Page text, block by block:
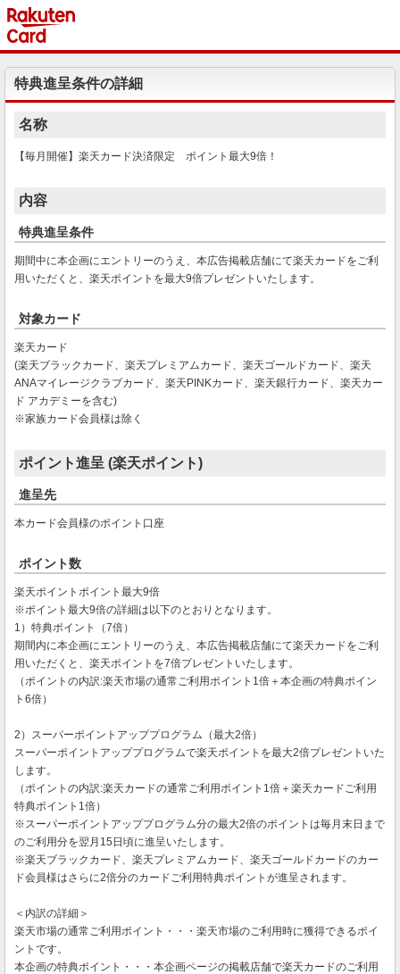
特典進呈条件の詳細
名称
【毎月開催】楽天カード決済限定 ポイント最大9倍！
内容
特典進呈条件
期間中に本企画にエントリーのうえ、本広告掲載店舗にて楽天カードをご利
用いただくと、楽天ポイントを最大9倍プレゼントいたします。
対象カード
楽天カード
(楽天ブラックカード、楽天プレミアムカード、楽天ゴールドカード、楽天
ANAマイレージクラブカード、楽天PINKカード、楽天銀行カード、楽天カー
ド アカデミーを含む)
※家族カード会員様は除く
ポイント進呈 (楽天ポイント)
進呈先
本カード会員様のポイント口座
ポイント数
楽天ポイントポイント最大9倍
※ポイント最大9倍の詳細は以下のとおりとなります。
1）特典ポイント（7倍）
期間内に本企画にエントリーのうえ、本広告掲載店舗にて楽天カードをご利
用いただくと、楽天ポイントを7倍プレゼントいたします。
（ポイントの内訳:楽天市場の通常ご利用ポイント1倍＋本企画の特典ポイン
ト6倍）
2）スーパーポイントアッププログラム（最大2倍）
スーパーポイントアッププログラムで楽天ポイントを最大2倍プレゼントいた
します。
（ポイントの内訳:楽天カードの通常ご利用ポイント1倍＋楽天カードご利用
特典ポイント1倍）
※スーパーポイントアッププログラム分の最大2倍のポイントは毎月末日まで
のご利用分を翌月15日頃に進呈いたします。
※楽天ブラックカード、楽天プレミアムカード、楽天ゴールドカードのカー
ド会員様はさらに2倍分のカードご利用特典ポイントが進呈されます。
＜内訳の詳細＞
楽天市場の通常ご利用ポイント・・・楽天市場のご利用時に獲得できるポイ
ントです。
本企画の特典ポイント・・・本企画ページの掲載店舗で楽天カードのご利用